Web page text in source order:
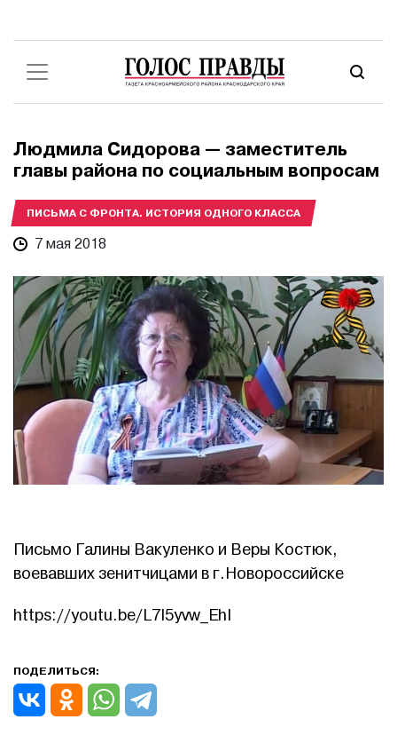
Людмила Сидорова — заместитель
главы района по социальным вопросам
ПИСЬМА С ФРОНТА. ИСТОРИЯ ОДНОГО КЛАССА
7 мая 2018
Письмо Галины Вакуленко и Веры Костюк,
воевавших зенитчицами в г.Новороссийске
https://youtu.be/L7I5yvw_EhI
ПОДЕЛИТЬСЯ: